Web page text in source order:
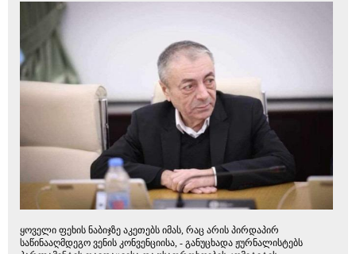
ყოველი ფეხის ნაბიჯზე აკეთებს იმას, რაც არის პირდაპირ
საწინააღმდეგო ვენის კონვენციისა, - განუცხადა ჟურნალისტებს